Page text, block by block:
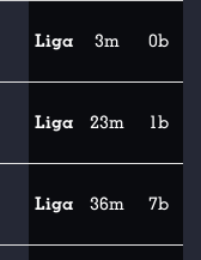
Liga 3m 0b
Liga 23m 1b
Liga 36m 7b